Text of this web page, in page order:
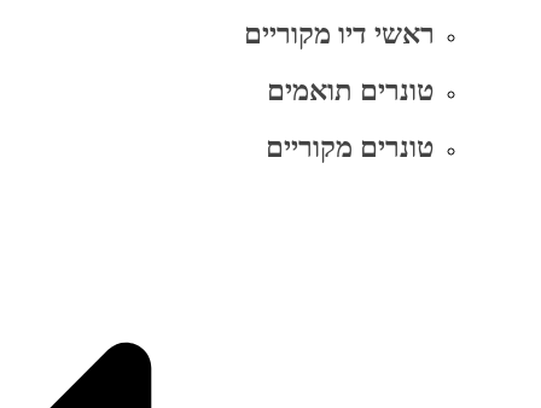
ראשי דיו מקוריים
טונרים תואמים
טונרים מקוריים